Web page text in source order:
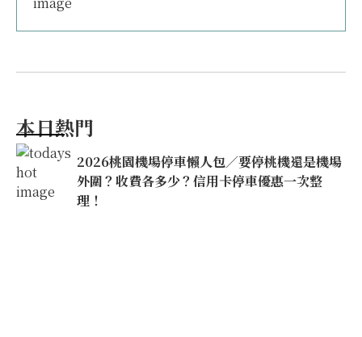
本日熱門
2026桃園機場停車懶人包／要停桃機還是機場
外圍？收費各多少？信用卡停車優惠一次整
理！